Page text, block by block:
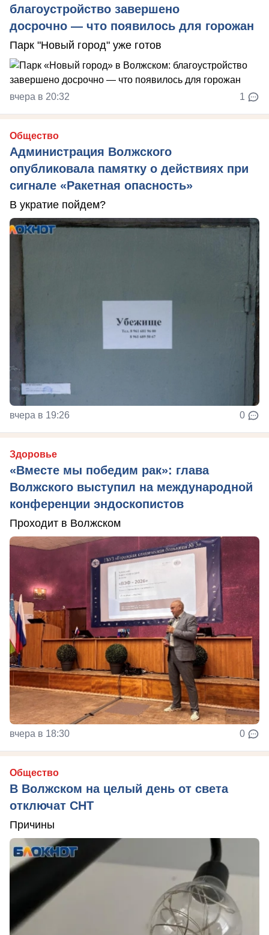
благоустройство завершено
досрочно — что появилось для горожан
Парк "Новый город" уже готов
вчера в 20:32 1
Общество
Администрация Волжского
опубликовала памятку о действиях при
сигнале «Ракетная опасность»
В укратие пойдем?
вчера в 19:26 0
Здоровье
«Вместе мы победим рак»: глава
Волжского выступил на международной
конференции эндоскопистов
Проходит в Волжском
вчера в 18:30 0
Общество
В Волжском на целый день от света
отключат СНТ
Причины